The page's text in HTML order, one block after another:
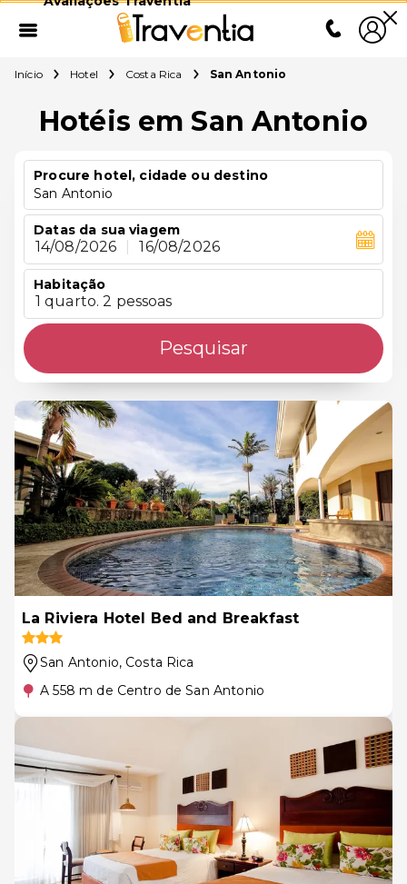
Início Hotel Costa Rica San Antonio
Hotéis em San Antonio
Procure hotel, cidade ou destino
San Antonio
Datas da sua viagem
14/08/2026 16/08/2026
Habitação
1 quarto. 2 pessoas
Pesquisar
La Riviera Hotel Bed and Breakfast
San Antonio, Costa Rica
A 558 m de Centro de San Antonio